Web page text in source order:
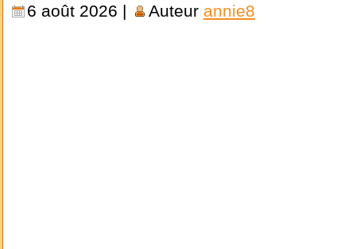
6 août 2026 | Auteur annie8